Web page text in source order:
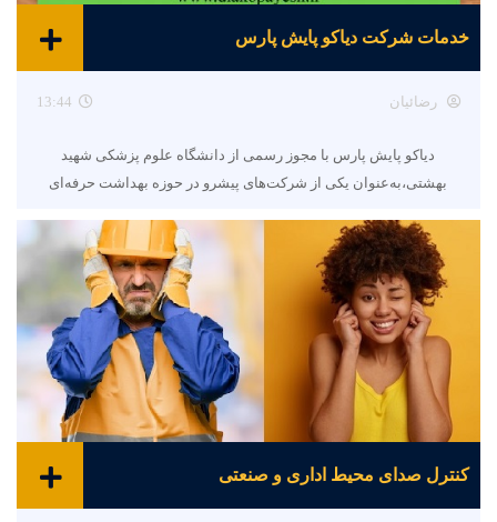
خدمات شرکت دیاکو پایش پارس
رضائیان 13:44
دیاکو پایش پارس با مجوز رسمی از دانشگاه علوم پزشکی شهید
بهشتی،به‌عنوان یکی از شرکت‌های پیشرو در حوزه بهداشت حرفه‌ای
کنترل صدای محیط اداری و صنعتی